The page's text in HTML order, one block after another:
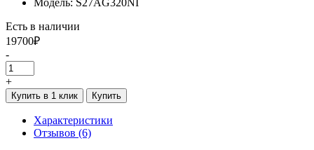
Модель: S27AG320NI
Есть в наличии
19700₽
-
+
Купить в 1 клик Купить
Характеристики
Отзывов (6)